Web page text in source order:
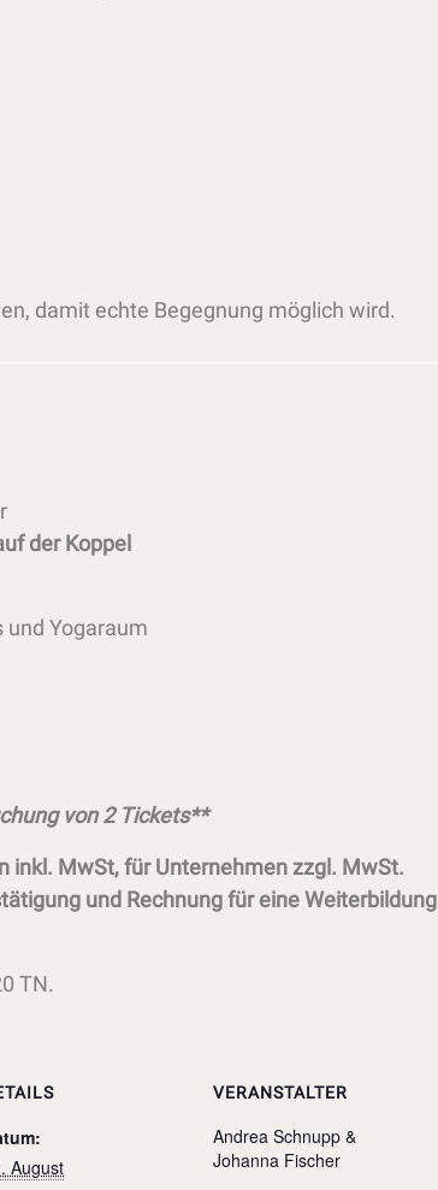
damit echte Begegnung möglich wird.
der Koppel
und Yogaraum
von 2 Tickets**
inkl. MwSt, für Unternehmen zzgl. MwSt.
und Rechnung für eine Weiterbildung
TN.
August
VERANSTALTER
Andrea Schnupp &
Johanna Fischer